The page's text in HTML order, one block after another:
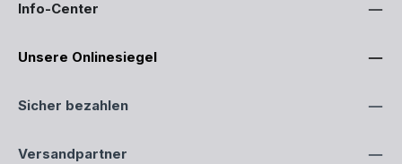
Info-Center
Unsere Onlinesiegel
Sicher bezahlen
Versandpartner